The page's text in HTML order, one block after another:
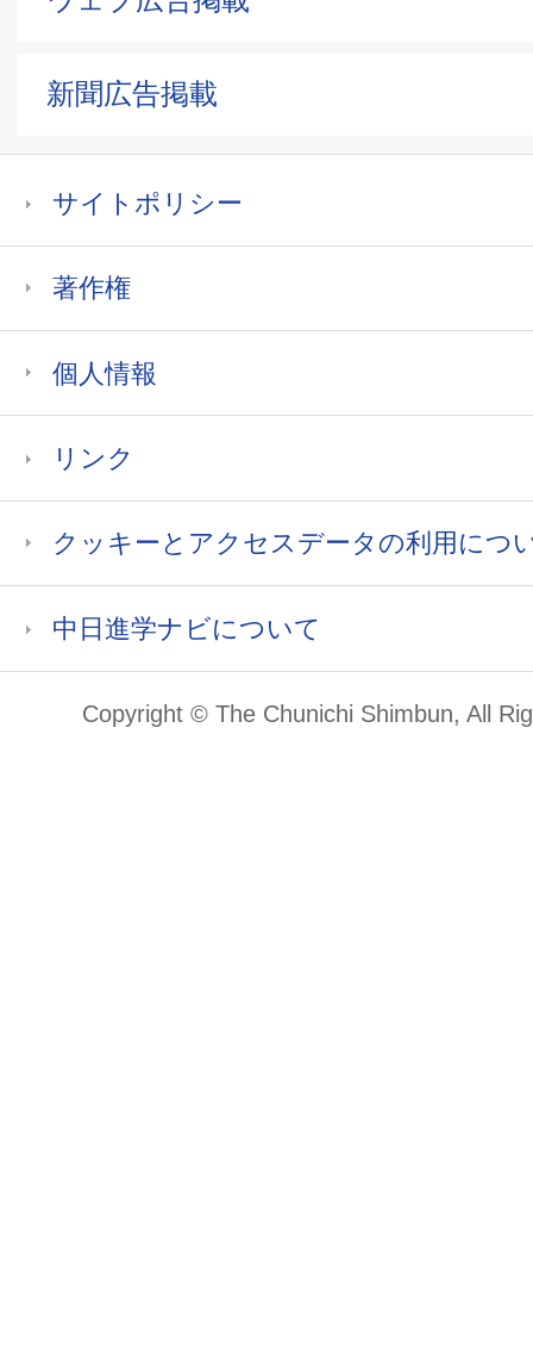
新聞広告掲載
サイトポリシー
著作権
個人情報
リンク
クッキーとアクセスデータの利用につ
中日進学ナビについて
Copyright © The Chunichi Shimbun, All